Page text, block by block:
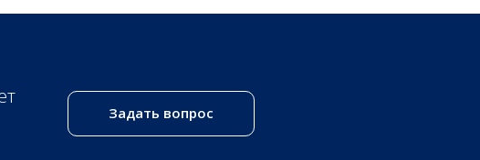
Задать вопрос